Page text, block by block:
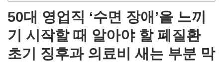
50대 영업직 ‘수면 장애’을 느끼
기 시작할 때 알아야 할 폐질환
초기 징후과 의료비 새는 부분 막